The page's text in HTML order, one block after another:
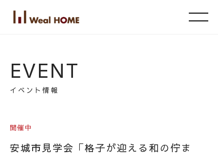
EVENT
イベント情報
開催中
安城市見学会「格子が迎える和の佇ま